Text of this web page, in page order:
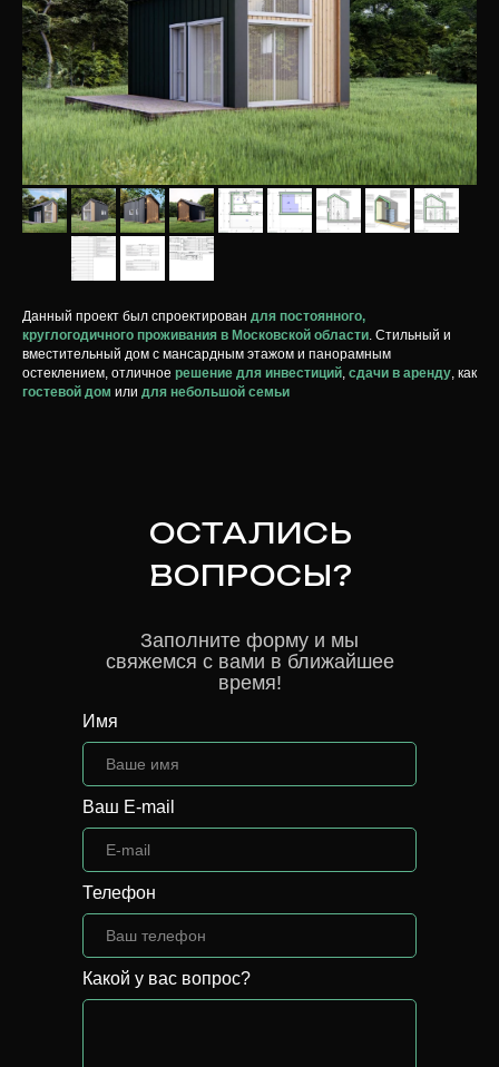
Данный проект был спроектирован для постоянного,
круглогодичного проживания в Московской области. Стильный и
вместительный дом с мансардным этажом и панорамным
остеклением, отличное решение для инвестиций, сдачи в аренду, как
гостевой дом или для небольшой семьи
ОСТАЛИСЬ
ВОПРОСЫ?
Заполните форму и мы
свяжемся с вами в ближайшее
время!
Имя
Ваш E-mail
Телефон
Какой у вас вопрос?